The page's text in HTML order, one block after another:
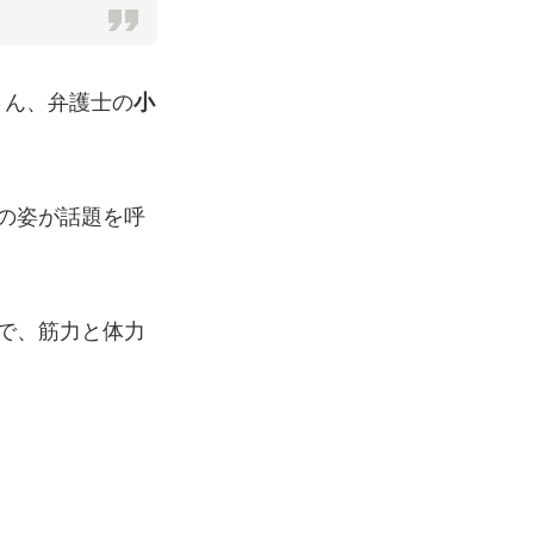
ん、弁護士の小
姿が話題を呼
、筋力と体力